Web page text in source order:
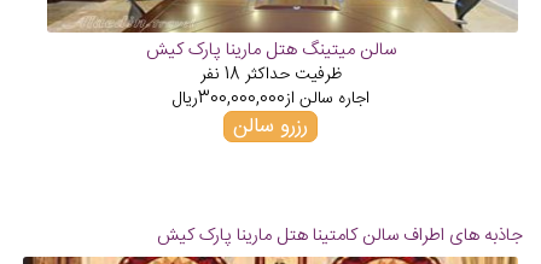
سالن میتینگ هتل مارینا پارک کیش
ظرفیت حداکثر 18 نفر
اجاره سالن از300,000,000ریال
رزرو سالن
جاذبه های اطراف سالن کامتینا هتل مارینا پارک کیش